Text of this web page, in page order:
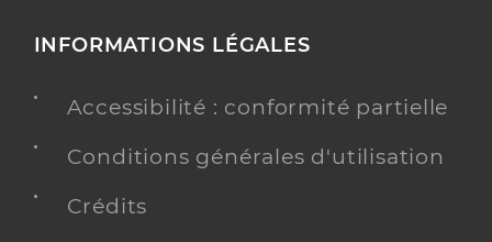
INFORMATIONS LÉGALES
Accessibilité : conformité partielle
Conditions générales d'utilisation
Crédits